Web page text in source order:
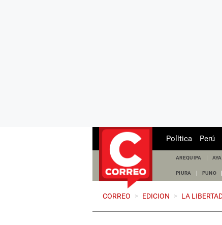
Política Perú
AREQUIPA
PIURA PUNO
CORREO > EDICION > LA